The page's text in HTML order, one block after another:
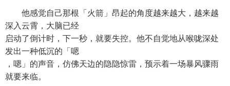
他感觉自己那根「火箭」昂起的角度越来越大，越来越
深入云霄，大脑已经
启动了倒计时，下一秒，就要失控。他不自觉地从喉咙深处
发出一种低沉的「嗯
，嗯」的声音，仿佛天边的隐隐惊雷，预示着一场暴风骤雨
就要来临。